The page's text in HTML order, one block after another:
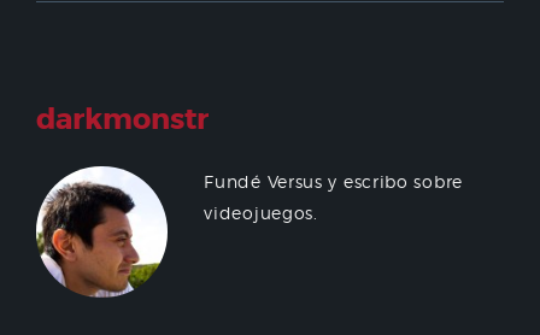
darkmonstr
Fundé Versus y escribo sobre
videojuegos.